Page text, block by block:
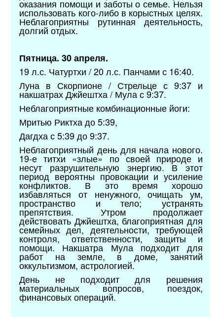
оказания помощи и заботы о семье. Нельзя
использовать кого-либо в корыстных целях.
Неблагоприятны рутинная деятельность,
долгий отдых.
Пятница. 30 апреля.
19 л.с. Чатуртхи / 20 л.с. Панчами с 16:40.
Луна в Скорпионе / Стрельце с 9:37 и
накшатрах Джйештха / Мула с 9:37.
Неблагоприятные комбинационные йоги:
Мритью Риктха до 5:39,
Дагдха с 5:39 до 9:37.
Неблагоприятный день для начала нового.
19-е титхи «злые» по своей природе и
несут разрушительную энергию. В этот
период вероятны провокации и усиление
конфликтов. В это время хорошо
избавляться от ненужного, очищать ум,
пространство и тело; устранять
препятствия. Утром продолжает
действовать Джйештха, благоприятная для
семейных дел, деятельности, требующей
контроля, ответственности, защиты и
помощи. Накшатра Мула подходит для
работ на земле, в доме, занятий
оккультизмом, астрологией.
День не подходит для решения
материальных вопросов, поездок,
финансовых операций.